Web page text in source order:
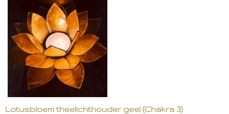
Lotusbloem theelichthouder geel (Chakra 3)